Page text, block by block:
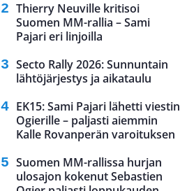
Thierry Neuville kritisoi
Suomen MM-rallia – Sami
Pajari eri linjoilla
Secto Rally 2026: Sunnuntain
lähtöjärjestys ja aikataulu
EK15: Sami Pajari lähetti viestin
Ogierille – paljasti aiemmin
Kalle Rovanperän varoituksen
Suomen MM-rallissa hurjan
ulosajon kokenut Sebastien